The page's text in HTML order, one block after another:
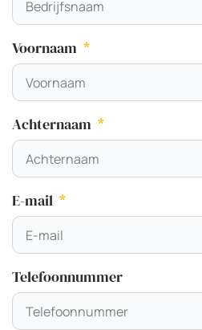
Voornaam
Achternaam
E-mail
Telefoonnummer